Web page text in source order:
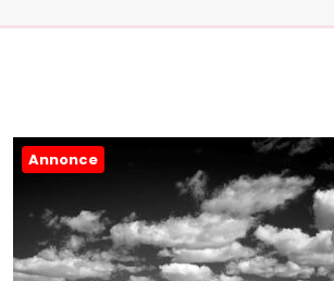
Annonce